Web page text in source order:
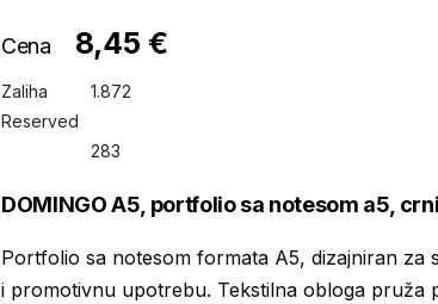
Cena 8,45 €
Zaliha
Reserved
1.872
283
DOMINGO A5, portfolio sa notesom a5, crni
Portfolio sa notesom formata A5, dizajniran za
i promotivnu upotrebu. Tekstilna obloga pruža